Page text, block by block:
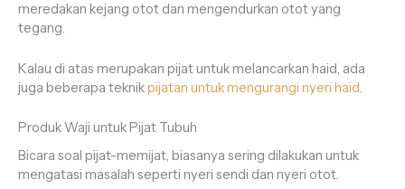
meredakan kejang otot dan mengendurkan otot yang
tegang.
Kalau di atas merupakan pijat untuk melancarkan haid, ada
juga beberapa teknikpijatan untuk mengurangi nyeri haid.
Produk Waji untuk Pijat Tubuh
Bicara soal pijat-memijat, biasanya sering dilakukan untuk
mengatasi masalah seperti nyeri sendi dan nyeri otot.